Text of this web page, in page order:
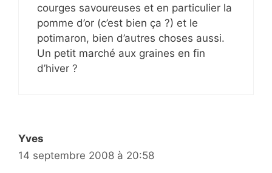
courges savoureuses et en particulier la
pomme d’or (c’est bien ça ?) et le
potimaron, bien d’autres choses aussi.
Un petit marché aux graines en fin
d’hiver ?
Yves
14 septembre 2008 à 20:58